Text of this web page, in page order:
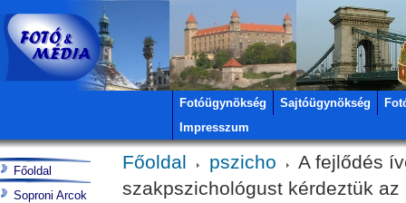
Fotóügynökség Sajtóügynökség
Impresszum
Főoldal pszicho
A fejlődés
szakpszichológust kérdeztük
Főoldal
Soproni Arcok